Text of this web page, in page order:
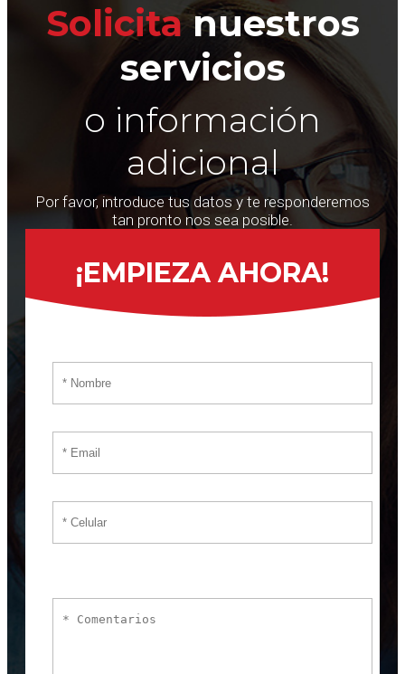
Solicitanuestros
servicios
o información
adicional
Por favor, introduce tus datos y te responderemos
tan pronto nos sea posible.
¡EMPIEZA AHORA!